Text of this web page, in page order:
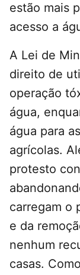
estão mais
acesso a
A Lei de
direito de
operação
água,
água para
agrícolas.
protesto
carregam o
e da
nenhum
casas.